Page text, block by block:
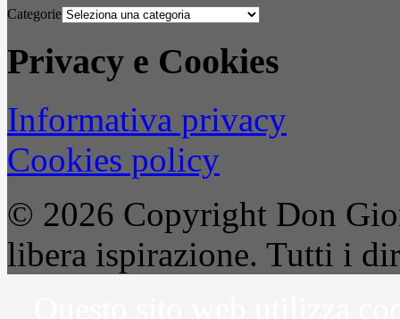
Categorie
Privacy e Cookies
Informativa privacy
Cookies policy
© 2026 Copyright Don
libera ispirazione. Tutti i